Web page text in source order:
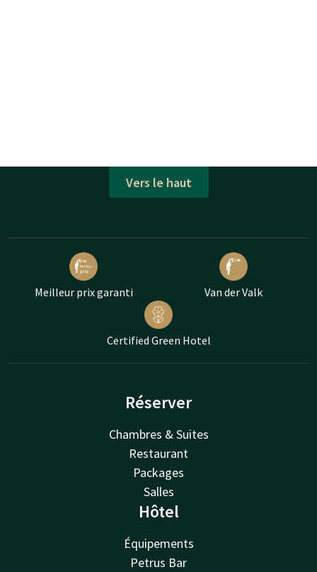
Vers le haut
Meilleur prix garanti Van der Valk
Certified Green Hotel
Réserver
Chambres & Suites
Restaurant
Packages
Salles
Hôtel
Équipements
Petrus Bar